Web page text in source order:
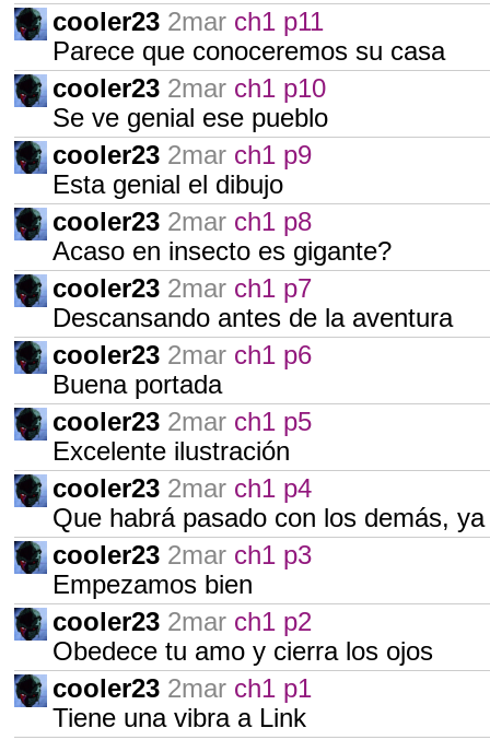
cooler23 2mar ch1 p11
Parece que conoceremos su casa
cooler23 2mar ch1 p10
Se ve genial ese pueblo
cooler23 2mar ch1 p9
Esta genial el dibujo
cooler23 2mar ch1 p8
Acaso en insecto es gigante?
cooler23 2mar ch1 p7
Descansando antes de la aventura
cooler23 2mar ch1 p6
Buena portada
cooler23 2mar ch1 p5
Excelente ilustración
cooler23 2mar ch1 p4
Que habrá pasado con los demás,
cooler23 2mar ch1 p3
Empezamos bien
cooler23 2mar ch1 p2
Obedece tu amo y cierra los ojos
cooler23 2mar ch1 p1
Tiene una vibra a Link